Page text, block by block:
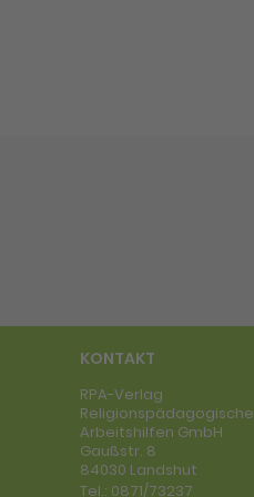
KONTAKT
RPA-Verlag
Religionspädagogische
Arbeitshilfen GmbH
Gaußstr. 8
84030 Landshut
Tel.: 0871/73237